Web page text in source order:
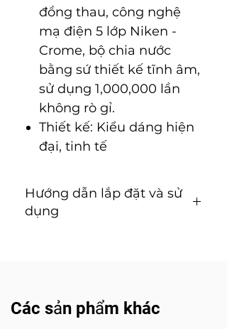
đồng thau, công nghệ
mạ điện 5 lớp Niken -
Crome, bộ chia nước
bằng sứ thiết kế tĩnh âm,
sử dụng 1,000,000 lần
không rò gỉ.
Thiết kế: Kiểu dáng hiện
đại, tinh tế
Hướng dẫn lắp đặt và sử
dụng
Các sản phẩm khác